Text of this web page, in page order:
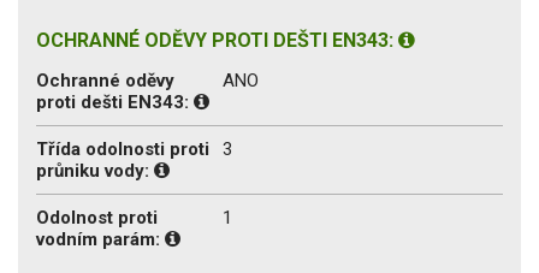
OCHRANNÉ ODĚVY PROTI DEŠTI EN343:
Ochranné oděvy
proti dešti EN343:
ANO
Třída odolnosti proti
průniku vody:
3
Odolnost proti
vodním parám:
1